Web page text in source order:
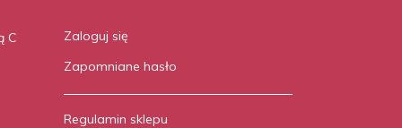
C
Zaloguj się
Zapomniane hasło
Regulamin sklepu